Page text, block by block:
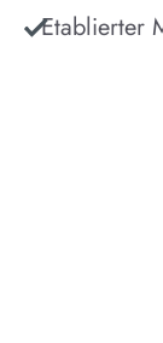
Etablierter